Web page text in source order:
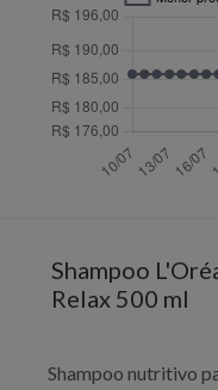
Shampoo
Relax 500 ml
Shampoo nutritivo